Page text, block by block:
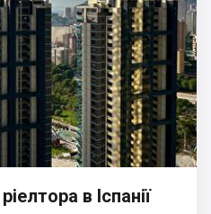
в Іспанії